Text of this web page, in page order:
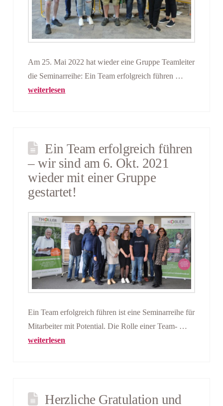
Am 25. Mai 2022 hat wieder eine Gruppe Teamleiter
die Seminarreihe: Ein Team erfolgreich führen …
weiterlesen
Ein Team erfolgreich führen
– wir sind am 6. Okt. 2021
wieder mit einer Gruppe
gestartet!
Ein Team erfolgreich führen ist eine Seminarreihe für
Mitarbeiter mit Potential. Die Rolle einer Team- …
weiterlesen
Herzliche Gratulation und